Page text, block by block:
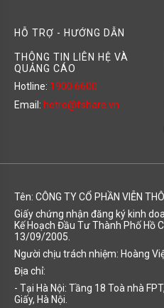
HỖ TRỢ - HƯỚNG DẪN
THÔNG TIN LIÊN HỆ VÀ
QUẢNG CÁO
Hotline: 1900 6600
Email: hotro@fshare.vn
Tên: CÔNG TY CỔ PHẦN VIỄN
Giấy chứng nhận đăng ký kinh
Kế Hoạch Đầu Tư Thành Phố Hồ
13/09/2005.
Người chịu trách nhiệm: Hoàng
Địa chỉ:
- Tại Hà Nội: Tầng 18 Toà nhà
Giấy, Hà Nội.